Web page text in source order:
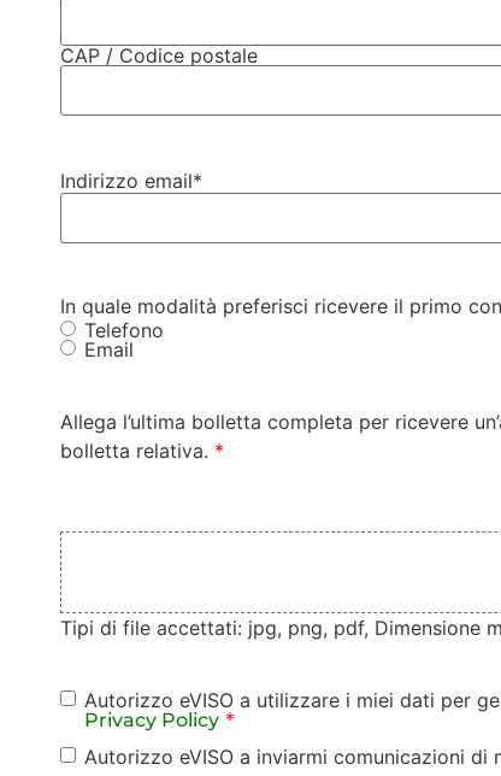
CAP / Codice postale
Indirizzo email*
In quale modalità preferisci ricevere il primo
Telefono
Email
Allega l’ultima bolletta completa per ricevere
bolletta relativa. *
Bolletta
Files
Tipi di file accettati: jpg, png, pdf, Dimensione
Consenso
Privacy
Base*
Autorizzo eVISO a utilizzare i miei dati per
Privacy Policy *
Consenso
Autorizzo eVISO a inviarmi comunicazioni